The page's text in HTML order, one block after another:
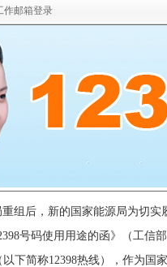
作邮箱登录
心
后，新的国家能源局为切实
号码使用用途的函》（工信
以下简称12398热线），作为